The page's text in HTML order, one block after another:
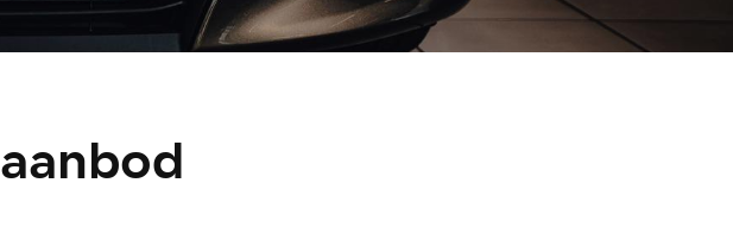
aanbod